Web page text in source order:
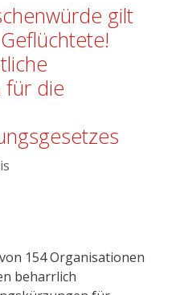
gilt
für die
154 Organisationen
beharrlich